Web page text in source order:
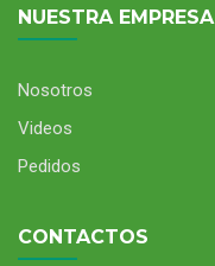
NUESTRA EMPRESA
Nosotros
Videos
Pedidos
CONTACTOS